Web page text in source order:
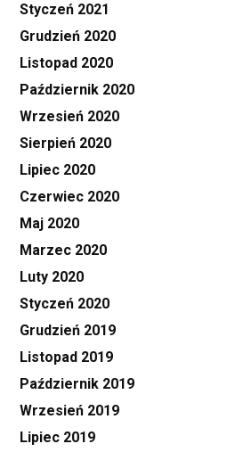
Styczeń 2021
Grudzień 2020
Listopad 2020
Październik 2020
Wrzesień 2020
Sierpień 2020
Lipiec 2020
Czerwiec 2020
Maj 2020
Marzec 2020
Luty 2020
Styczeń 2020
Grudzień 2019
Listopad 2019
Październik 2019
Wrzesień 2019
Lipiec 2019